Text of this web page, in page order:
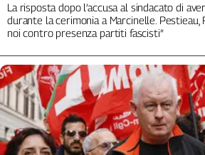
La risposta dopo l’accusa al sindacato di
durante la cerimonia a Marcinelle. Pestieau,
noi contro presenza partiti fascisti”